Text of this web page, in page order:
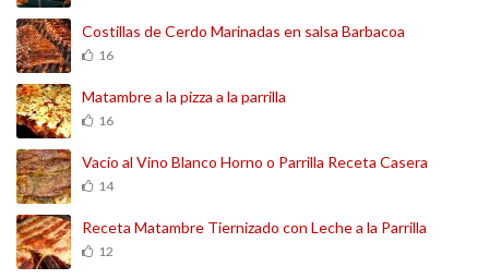
Costillas de Cerdo Marinadas en salsa Barbacoa
16
Matambre a la pizza a la parrilla
16
Vacío al Vino Blanco Horno o Parrilla Receta Casera
14
Receta Matambre Tiernizado con Leche a la Parrilla
12